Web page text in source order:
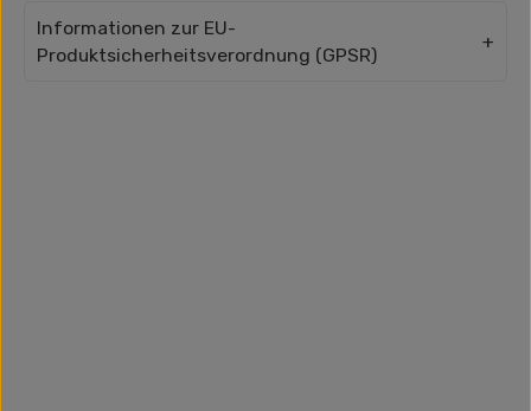
Informationen zur EU-
Produktsicherheitsverordnung (GPSR)